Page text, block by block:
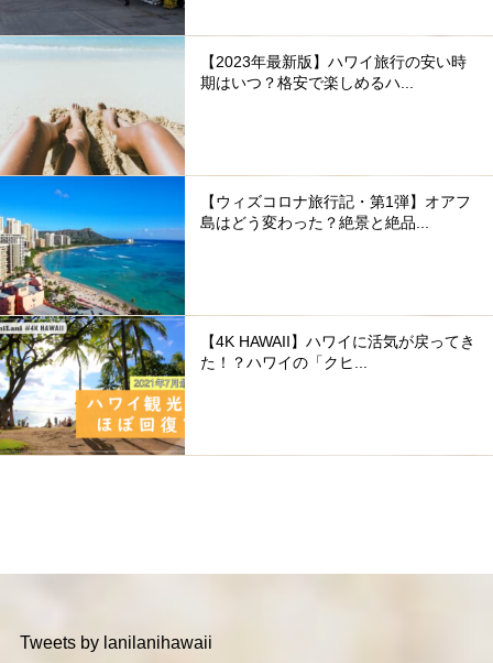
【2023年最新版】ハワイ旅行の安い時
期はいつ？格安で楽しめるハ...
【ウィズコロナ旅行記・第1弾】オアフ
島はどう変わった？絶景と絶品...
【4K HAWAII】ハワイに活気が戻ってき
た！？ハワイの「クヒ...
Tweets by lanilanihawaii